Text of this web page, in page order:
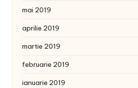
mai 2019
aprilie 2019
martie 2019
februarie 2019
ianuarie 2019